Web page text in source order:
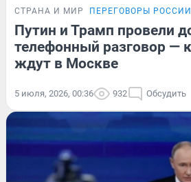
СТРАНА И МИР ПЕРЕГОВОРЫ
Путин и Трамп провели
телефонный разговор —
ждут в Москве
5 июля, 2026, 00:36 932 Обсудить